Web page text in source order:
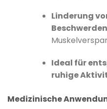
Linderung
Beschwerden
Ideal für
ruhige
Medizinische